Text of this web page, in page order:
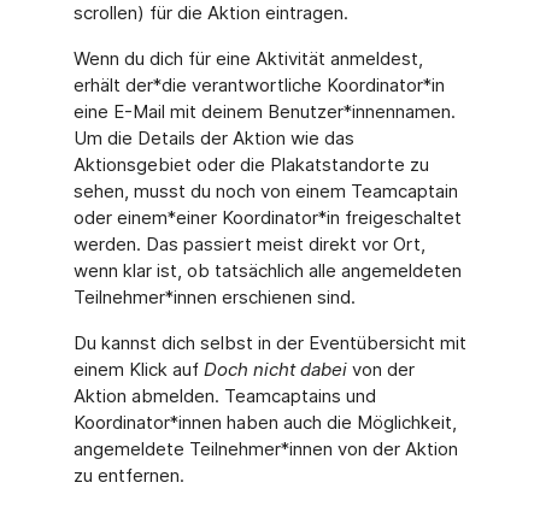
scrollen) für die Aktion eintragen.
Wenn du dich für eine Aktivität anmeldest,
erhält der*die verantwortliche Koordinator*in
eine E-Mail mit deinem Benutzer*innennamen.
Um die Details der Aktion wie das
Aktionsgebiet oder die Plakatstandorte zu
sehen, musst du noch von einem Teamcaptain
oder einem*einer Koordinator*in freigeschaltet
werden. Das passiert meist direkt vor Ort,
wenn klar ist, ob tatsächlich alle angemeldeten
Teilnehmer*innen erschienen sind.
Du kannst dich selbst in der Eventübersicht mit
einem Klick auf Doch nicht dabeivon der
Aktion abmelden. Teamcaptains und
Koordinator*innen haben auch die Möglichkeit,
angemeldete Teilnehmer*innen von der Aktion
zu entfernen.